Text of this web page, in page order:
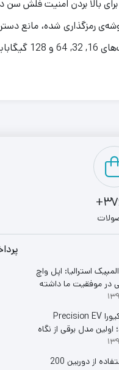
شده است.
استرالیا: اپل واچ
در موفقیت ما داشته
کانسپت آکیورا Precision EV
مدل برقی از نگاه
احتمال استفاده از دوربین 200